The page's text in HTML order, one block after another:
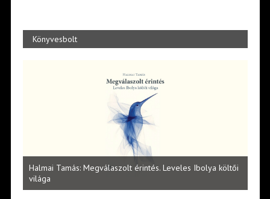
Könyvesbolt
Halmai Tamás: Megválaszolt érintés. Leveles Ibolya költői
világa